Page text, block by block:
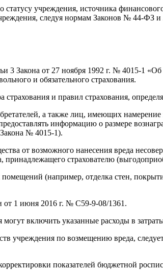
учреждения, источника
следуя нормам Законов № 44‑ФЗ
3 Закона от 27 ноября 1992 г. № 4015-1 «Об
и обязательного страхования.
страхования и правил страхования,
а также лиц, имеющих
информацию о размере
Закона № 4015-1).
от возможного нанесения вреда
страхователю
(например, отделка стен,
от 1 июня 2016 г. № С59-9-08/1361.
включить указанные расходы в
учреждения по возмещению вреда,
показателей бюджетной